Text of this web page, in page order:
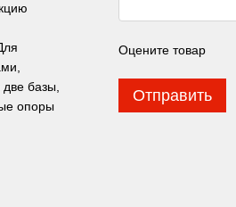
базы,
опоры
Оцените товар
Отправить